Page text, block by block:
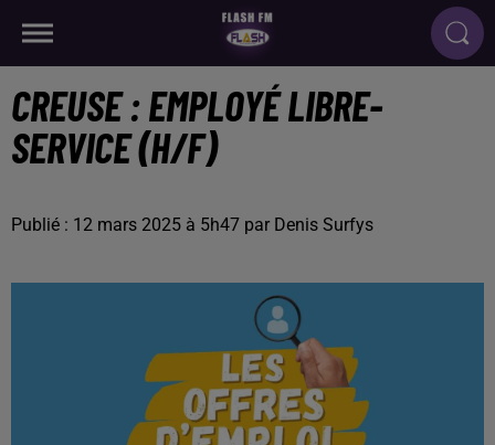
CREUSE : EMPLOYÉ LIBRE-
SERVICE (H/F)
Publié : 12 mars 2025 à 5h47 par Denis Surfys